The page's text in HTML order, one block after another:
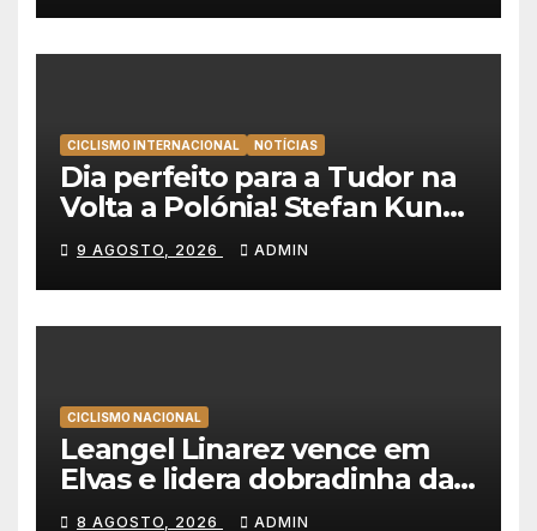
CICLISMO INTERNACIONAL NOTÍCIAS
Dia perfeito para a Tudor na
Volta a Polónia! Stefan Kung
vence contra-relógio e Marco
Brenner revira geral a seu
favor
9 AGOSTO, 2026 ADMIN
CICLISMO NACIONAL
Leangel Linarez vence em
Elvas e lidera dobradinha da
Tavfer-Ovos Matinados-
8 AGOSTO, 2026 ADMIN